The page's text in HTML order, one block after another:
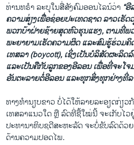
ທ່ານທຣຳ ລະບຸໃນສື່ສັງຄົມອອນໄລນ໌ວ່າ “
ຄວາມສ່ຽງເພື່ອຊ່ອຍປະເທດຊາດ ລາວເຮັດ
ພວກບ້າຝ່າຍຊ້າຍສຸດຫົວຮຸນແຮງ, ຕາມທີ່ພ
ພະຍາຍາມເຮັດຄວາມຜິດ ແລະສົມຮູ້ຮ່ວມ
ເທສລາ (boycott), ເຊິ່ງເປັນບໍລິສັດຜະລິ
ແລະເປັນຄືກັບລູກຂອງອີລອນ ເພື່ອທີ່ຈະໂຈ
ອັນຕະລາຍຕໍ່ອີລອນ ແລະທຸກສິ່ງທຸກຢ່າງທີ່ລ
ທາງທຳນຽບຂາວ ບໍ່ໄດ້ໃຫ້ລາຍລະອຽດກ່ຽ
ເທສລາແນວໃດ ຫຼື ລົດທີ່ຊື້ໃໝ່ນີ້ ຈະເກັບໄວ
ປະທານາທິບຊດີສະຫະລັດ ຈະບໍ່ຂັບລົດດ້ວຍ
ດ້ານຄວາມປອດໄພ.